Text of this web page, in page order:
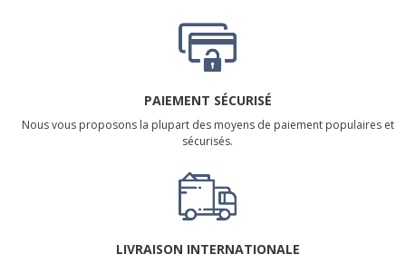
PAIEMENT SÉCURISÉ
Nous vous proposons la plupart des moyens de paiement populaires et
sécurisés.
LIVRAISON INTERNATIONALE